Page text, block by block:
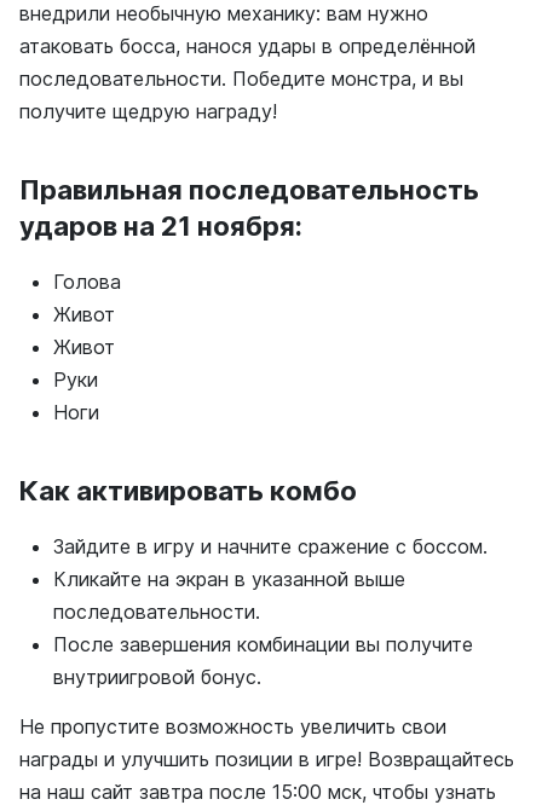
внедрили необычную механику: вам нужно
атаковать босса, нанося удары в определённой
последовательности. Победите монстра, и вы
получите щедрую награду!
Правильная последовательность
ударов на 21 ноября:
Голова
Живот
Живот
Руки
Ноги
Как активировать комбо
Зайдите в игру и начните сражение с боссом.
Кликайте на экран в указанной выше
последовательности.
После завершения комбинации вы получите
внутриигровой бонус.
Не пропустите возможность увеличить свои
награды и улучшить позиции в игре! Возвращайтесь
на наш сайт завтра после 15:00 мск, чтобы узнать